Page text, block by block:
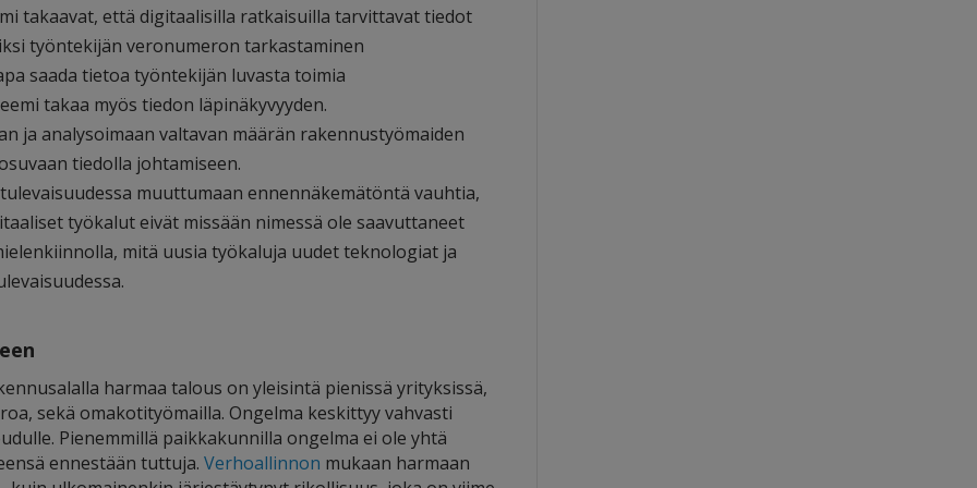
takaavat, että digitaalisilla ratkaisuilla tarvittavat tiedot
työntekijän veronumeron tarkastaminen
saada tietoa työntekijän luvasta toimia
takaa myös tiedon läpinäkyvyyden.
ja analysoimaan valtavan määrän rakennustyömaiden
tiedolla johtamiseen.
muuttumaan ennennäkemätöntä vauhtia,
työkalut eivät missään nimessä ole saavuttaneet
mitä uusia työkaluja uudet teknologiat ja
harmaa talous on yleisintä pienissä yrityksissä,
sekä omakotityömailla. Ongelma keskittyy vahvasti
Pienemmillä paikkakunnilla ongelma ei ole yhtä
ennestään tuttuja.Verhoallinnon mukaan harmaan